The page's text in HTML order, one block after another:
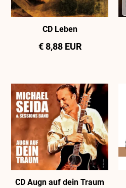
CD Leben
€ 8,88 EUR
CD Augn auf dein Traum